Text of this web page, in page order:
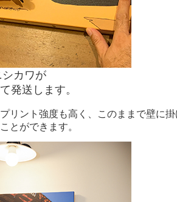
カワが
発送します。
リント強度も高く、このままで壁に
とができます。